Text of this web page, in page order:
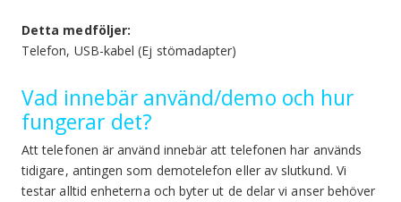
Detta medföljer:
Telefon, USB-kabel (Ej stömadapter)
Vad innebär använd/demo och hur
fungerar det?
Att telefonen är använd innebär att telefonen har används
tidigare, antingen som demotelefon eller av slutkund. Vi
testar alltid enheterna och byter ut de delar vi anser behöver